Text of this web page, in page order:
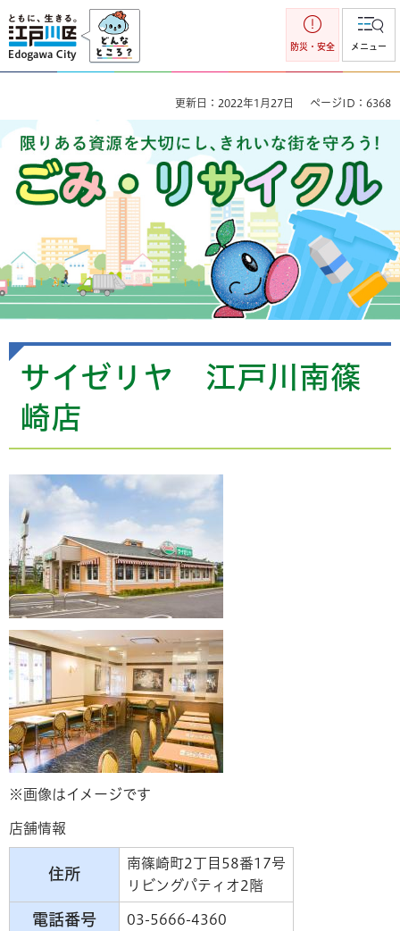
江戸川区
防災・安全 メニュー
更新日：2022年1月27日 ページID：6368
ごみ・リサイクル 限りのある資源を大切にし、きれいな街を
守ろう！
サイゼリヤ 江戸川南篠
崎店
※画像はイメージです
店舗情報
住所
南篠崎町2丁目58番17号
リビングパティオ2階
電話番号 03-5666-4360